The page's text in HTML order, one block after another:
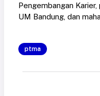
Pengembangan
UM Bandung, dan
ptma